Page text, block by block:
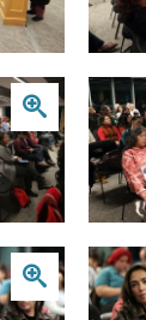
Zoom
Zoom